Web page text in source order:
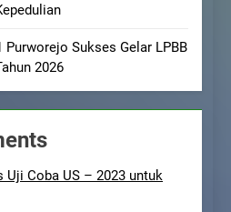
Purworejo Sukses Gelar LPBB
2026
Uji Coba US – 2023 untuk